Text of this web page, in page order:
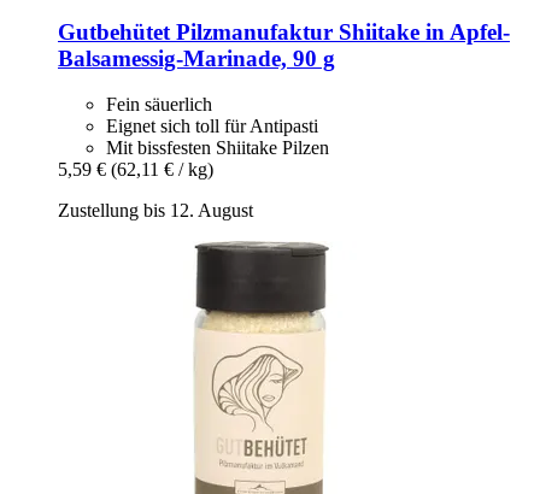
Gutbehütet Pilzmanufaktur Shiitake in Apfel-​
Balsamessig-​Marinade, 90 g
Fein säuerlich
Eignet sich toll für Antipasti
Mit bissfesten Shiitake Pilzen
5,59 € (62,11 € / kg)
Zustellung bis 12. August